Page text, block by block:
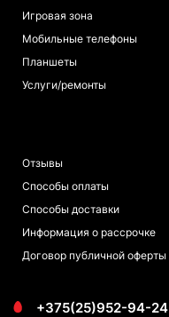
Игровая зона
Мобильные телефоны
Планшеты
Услуги/ремонты
Отзывы
Способы оплаты
Способы доставки
Информация о рассрочке
Договор публичной оферты
+375(25)952-94-24